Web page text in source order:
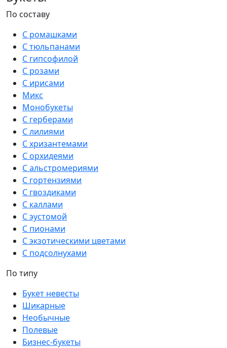
По составу
С ромашками
С тюльпанами
С гипсофилой
С розами
С ирисами
Микс
Монобукеты
С герберами
С лилиями
С хризантемами
С орхидеями
С альстромериями
С гортензиями
С гвоздиками
С каллами
С эустомой
С пионами
С экзотическими цветами
С подсолнухами
По типу
Букет невесты
Шикарные
Необычные
Полевые
Бизнес-букеты